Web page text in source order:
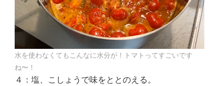
水を使わなくてもこんなに水分が！トマトってすごいです
ね〜！
４：塩、こしょうで味をととのえる。